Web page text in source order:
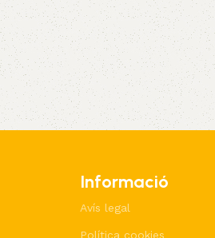
Informació
Avís legal
Política cookies